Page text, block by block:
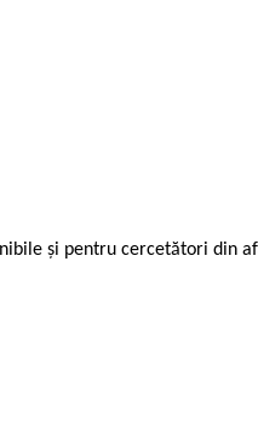
și pentru cercetători din